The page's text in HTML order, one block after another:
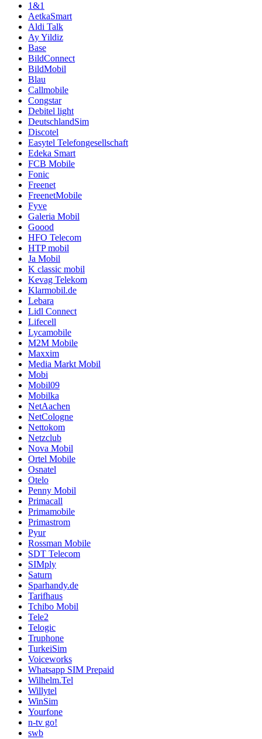
1&1
AetkaSmart
Aldi Talk
Ay Yildiz
Base
BildConnect
BildMobil
Blau
Callmobile
Congstar
Debitel light
DeutschlandSim
Discotel
Easytel Telefongesellschaft
Edeka Smart
FCB Mobile
Fonic
Freenet
FreenetMobile
Fyve
Galeria Mobil
Goood
HFO Telecom
HTP mobil
Ja Mobil
K classic mobil
Kevag Telekom
Klarmobil.de
Lebara
Lidl Connect
Lifecell
Lycamobile
M2M Mobile
Maxxim
Media Markt Mobil
Mobi
Mobil09
Mobilka
NetAachen
NetCologne
Nettokom
Netzclub
Nova Mobil
Ortel Mobile
Osnatel
Otelo
Penny Mobil
Primacall
Primamobile
Primastrom
Pyur
Rossman Mobile
SDT Telecom
SIMply
Saturn
Sparhandy.de
Tarifhaus
Tchibo Mobil
Tele2
Telogic
Truphone
TurkeiSim
Voiceworks
Whatsapp SIM Prepaid
Wilhelm.Tel
Willytel
WinSim
Yourfone
n-tv go!
swb